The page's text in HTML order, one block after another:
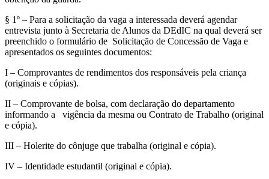
§ 1º – Para a solicitação da vaga a interessada deverá agendar
entrevista junto à Secretaria de Alunos da DEdIC na qual deverá ser
preenchido o formulário de Solicitação de Concessão de Vaga e
apresentados os seguintes documentos:
I – Comprovantes de rendimentos dos responsáveis pela criança
(originais e cópias).
II – Comprovante de bolsa, com declaração do departamento
informando a vigência da mesma ou Contrato de Trabalho (original
e cópia).
III – Holerite do cônjuge que trabalha (original e cópia).
IV – Identidade estudantil (original e cópia).